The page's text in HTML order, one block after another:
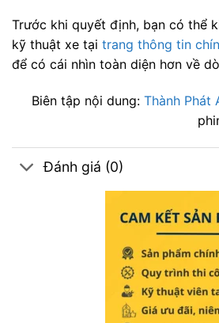
Trước khi quyết định, bạn có thể
kỹ thuật xe tại trang thông tin
để có cái nhìn toàn diện hơn về
Biên tập nội dung: Thành Phát
Đánh giá (0)